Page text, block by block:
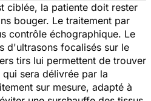
ciblée, la patiente doit rester
bouger. Le traitement par
contrôle échographique. Le
d'ultrasons focalisés sur le
tirs lui permettent de trouver
sera délivrée par la
sur mesure, adapté à